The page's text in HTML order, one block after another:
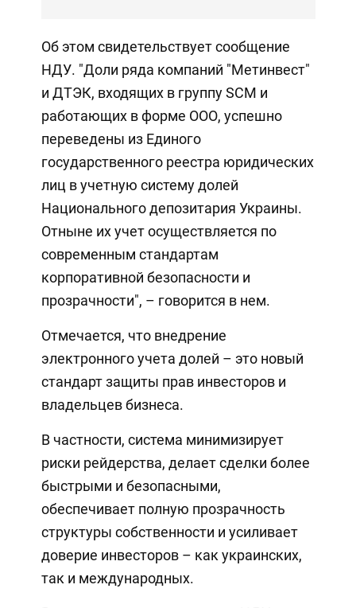
Об этом свидетельствует сообщение
НДУ. "Доли ряда компаний "Метинвест"
и ДТЭК, входящих в группу SCM и
работающих в форме ООО, успешно
переведены из Единого
государственного реестра юридических
лиц в учетную систему долей
Национального депозитария Украины.
Отныне их учет осуществляется по
современным стандартам
корпоративной безопасности и
прозрачности", – говорится в нем.
Отмечается, что внедрение
электронного учета долей – это новый
стандарт защиты прав инвесторов и
владельцев бизнеса.
В частности, система минимизирует
риски рейдерства, делает сделки более
быстрыми и безопасными,
обеспечивает полную прозрачность
структуры собственности и усиливает
доверие инвесторов – как украинских,
так и международных.